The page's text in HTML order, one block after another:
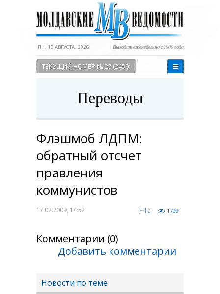
ПН, 10 АВГУСТА, 2026 Выходит еженедельно с 2000 года
ТЕКУЩИЙ НОМЕР № 27 (2450)
Переводы
Флэшмоб ЛДПМ:
обратный отсчет
правления
коммунистов
17.02.2009, 14:52 0 1709
Комментарии (0)
Добавить комментарии
Новости по теме